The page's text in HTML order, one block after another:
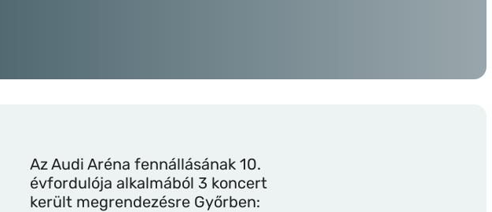
Az Audi Aréna fennállásának 10.
évfordulója alkalmából 3 koncert
került megrendezésre Győrben: